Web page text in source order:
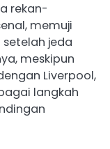
rekan-
memuji
jeda
meskipun
Liverpool,
langkah